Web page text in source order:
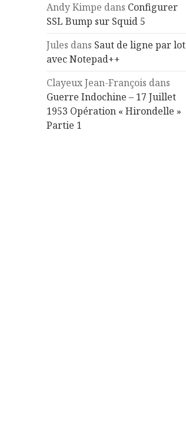
Andy Kimpe dans Configurer
SSL Bump sur Squid 5
Jules dans Saut de ligne par lot
avec Notepad++
Clayeux Jean-François dans
Guerre Indochine – 17 Juillet
1953 Opération « Hirondelle »
Partie 1